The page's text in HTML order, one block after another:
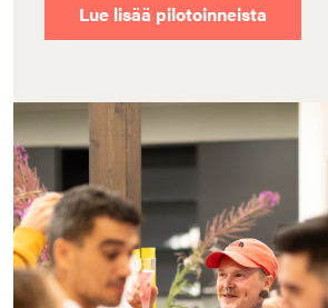
Lue lisää pilotoinneista